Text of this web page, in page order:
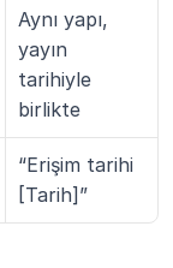
Aynı yapı,
yayın
tarihiyle
birlikte
“Erişim tarihi
[Tarih]”